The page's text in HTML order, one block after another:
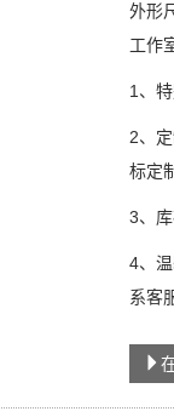
外形
工作
1、
2、
标定
3、
4、
系客